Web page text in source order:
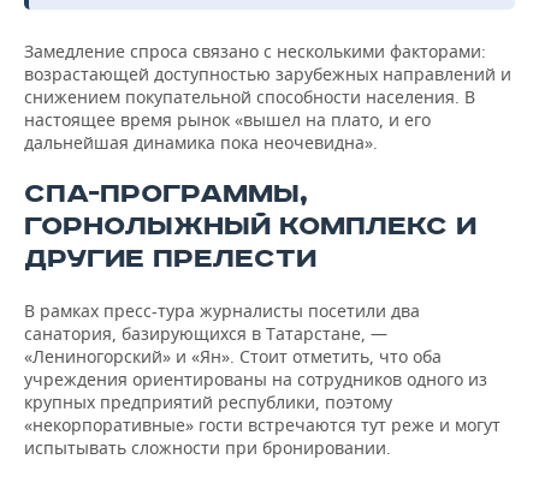
Замедление спроса связано с несколькими факторами:
возрастающей доступностью зарубежных направлений и
снижением покупательной способности населения. В
настоящее время рынок «вышел на плато, и его
дальнейшая динамика пока неочевидна».
СПА-ПРОГРАММЫ,
ГОРНОЛЫЖНЫЙ КОМПЛЕКС И
ДРУГИЕ ПРЕЛЕСТИ
В рамках пресс-тура журналисты посетили два
санатория, базирующихся в Татарстане, —
«Лениногорский» и «Ян». Стоит отметить, что оба
учреждения ориентированы на сотрудников одного из
крупных предприятий республики, поэтому
«некорпоративные» гости встречаются тут реже и могут
испытывать сложности при бронировании.